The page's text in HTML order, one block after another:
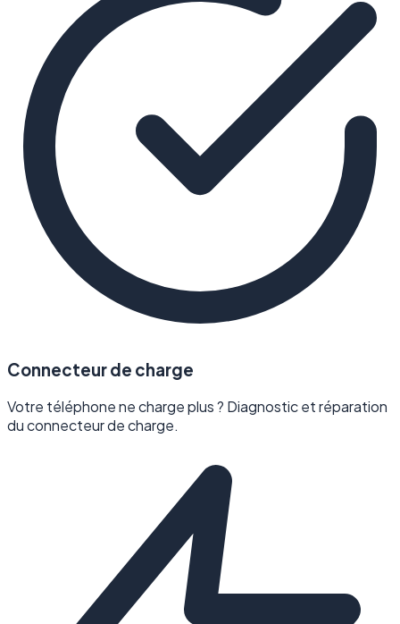
Connecteur de charge
Votre téléphone ne charge plus ? Diagnostic et réparation
du connecteur de charge.